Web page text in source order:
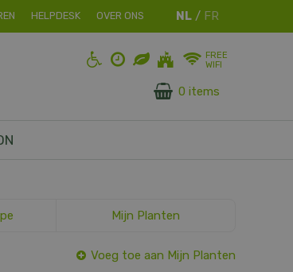
HELPDESK OVER ONS
FREE
WIFI
0 items
Mijn Planten
Voeg toe aan Mijn Planten